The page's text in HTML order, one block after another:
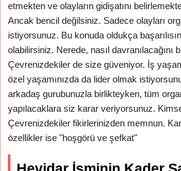
etmekten ve olayların gidişatını
Ancak bencil değilsiniz. Sadece olayları
istiyorsunuz. Bu konuda oldukça
olabilirsiniz. Nerede, nasıl davranılacağını
Çevrenizdekiler de size güveniyor. İş
özel yaşamınızda da lider olmak
arkadaş gurubunuzla birlikteyken, tüm
yapılacaklara siz karar veriyorsunuz.
Çevrenizdekiler fikirlerinizden memnun.
özellikler ise "hoşgörü ve şefkat"